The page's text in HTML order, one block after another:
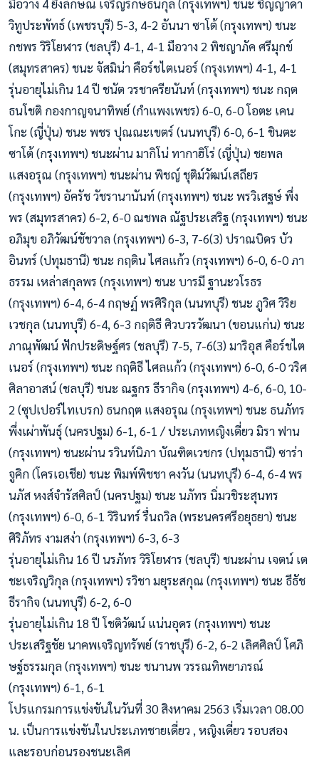
มือวาง 4 ยิ่งลักษณ์ เจริญรักษ์ธนกุล (กรุงเทพฯ) ชนะ ชิญญาดา
วิทูประพัทธ์ (เพชรบุรี) 5-3, 4-2 อันนา ซาโต้ (กรุงเทพฯ) ชนะ
กชพร วิริโยฬาร (ชลบุรี) 4-1, 4-1 มือวาง 2 พิชญาภัค ศรีมุกข์
(สมุทรสาคร) ชนะ จัสมิน่า คือร์ชไตเนอร์ (กรุงเทพฯ) 4-1, 4-1
รุ่นอายุไม่เกิน 14 ปี ชนัต วรชาครียนันท์ (กรุงเทพฯ) ชนะ กฤต
ธนโชติ กองกาญจนาทิพย์ (กำแพงเพชร) 6-0, 6-0 โอตะ เคน
โกะ (ญี่ปุ่น) ชนะ พชร ปุณณะเขตร์ (นนทบุรี) 6-0, 6-1 ชินตะ
ซาโต้ (กรุงเทพฯ) ชนะผ่าน มากิโน่ ทากาฮิโร่ (ญี่ปุ่น) ชยพล
แสงอรุณ (กรุงเทพฯ) ชนะผ่าน พิชญ์ ชุติม์วัฒน์เสถียร
(กรุงเทพฯ) อัครัช วัชรานานันท์ (กรุงเทพฯ) ชนะ พรวิเสฐษ์ พึ่ง
พร (สมุทรสาคร) 6-2, 6-0 ณชพล ณัฐประเสริฐ (กรุงเทพฯ) ชนะ
อภิมุข อภิวัฒน์ชัชวาล (กรุงเทพฯ) 6-3, 7-6(3) ปราณบิดร บัว
อินทร์ (ปทุมธานี) ชนะ กฤติน ไศลแก้ว (กรุงเทพฯ) 6-0, 6-0 ภา
ธรรม เหล่าสกุลพร (กรุงเทพฯ) ชนะ บารมี ฐานะวโรธร
(กรุงเทพฯ) 6-4, 6-4 กฤษฏ์ พรศิริกุล (นนทบุรี) ชนะ ภูวิศ วิริย
เวชกุล (นนทบุรี) 6-4, 6-3 กฤติธี ศิวบวรวัฒนา (ขอนแก่น) ชนะ
ภาณุพัฒน์ ฟักประดิษฐ์ศร (ชลบุรี) 7-5, 7-6(3) มาริอุส คือร์ชไต
เนอร์ (กรุงเทพฯ) ชนะ กฤติธี ไศลแก้ว (กรุงเทพฯ) 6-0, 6-0 วริศ
ศิลาอาสน์ (ชลบุรี) ชนะ ณฐกร ธีรากิจ (กรุงเทพฯ) 4-6, 6-0, 10-
2 (ซุปเปอร์ไทเบรก) ธนกฤต แสงอรุณ (กรุงเทพฯ) ชนะ ธนภัทร
พึ่งเผ่าพันธุ์ (นครปฐม) 6-1, 6-1 / ประเภทหญิงเดี่ยว มิรา ฟาน
(กรุงเทพฯ) ชนะผ่าน รวินท์นิภา บัณฑิตเวชกร (ปทุมธานี) ซาร่า
จูคิก (โครเอเชีย) ชนะ พิมพ์พิชชา คงวัน (นนทบุรี) 6-4, 6-4 พร
นภัส หงส์จำรัสศิลป์ (นครปฐม) ชนะ นภัทร นิ่มวชิระสุนทร
(กรุงเทพฯ) 6-0, 6-1 วิรินทร์ รื่นถวิล (พระนครศรีอยุธยา) ชนะ
ศิริภัทร งามสง่า (กรุงเทพฯ) 6-3, 6-3
รุ่นอายุไม่เกิน 16 ปี นรภัทร วิริโยฬาร (ชลบุรี) ชนะผ่าน เจตน์ เต
ชะเจริญวิกุล (กรุงเทพฯ) รวิชา มยุระสกุณ (กรุงเทพฯ) ชนะ ธีธัช
ธีรากิจ (นนทบุรี) 6-2, 6-0
รุ่นอายุไม่เกิน 18 ปี โชติวัฒน์ แน่นอุดร (กรุงเทพฯ) ชนะ
ประเสริฐชัย นาคพเจริญทรัพย์ (ราชบุรี) 6-2, 6-2 เลิศศิลป์ โศภิ
ษฐ์ธรรมกุล (กรุงเทพฯ) ชนะ ชนานพ วรรณทิพยาภรณ์
(กรุงเทพฯ) 6-1, 6-1
โปรแกรมการแข่งขันในวันที่ 30 สิงหาคม 2563 เริ่มเวลา 08.00
น. เป็นการแข่งขันในประเภทชายเดี่ยว , หญิงเดี่ยว รอบสอง
และรอบก่อนรองชนะเลิศ